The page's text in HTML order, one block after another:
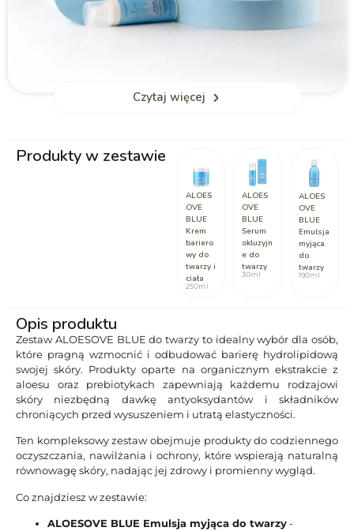
Wsparcie na każdym etapie pielęgnacji skóry. Emulsja myjąca
delikatnie oczyszcza i koi cerę, krem barierowy odbudowuje
naturalną ochronę skóry twarzy i ciała, a serum okluzyjne tworzy
warstwę zabezpieczającą przed utratą wilgoci. Dzięki
synergicznemu działaniu tych produktów, skóra staje się miękka,
Czytaj więcej
Produkty w zestawie
ALOES
OVE
BLUE
Krem
bariero
wy do
twarzy i
ciała
250ml
ALOES
OVE
BLUE
Serum
okluzyjn
e do
twarzy
30ml
ALOES
OVE
BLUE
Emulsja
myjąca
do
twarzy
190ml
Opis produktu
Zestaw ALOESOVE BLUE do twarzy to idealny wybór dla osób,
które pragną wzmocnić i odbudować barierę hydrolipidową
swojej skóry. Produkty oparte na organicznym ekstrakcie z
aloesu oraz prebiotykach zapewniają każdemu rodzajowi
skóry niezbędną dawkę antyoksydantów i składników
chroniących przed wysuszeniem i utratą elastyczności.
Ten kompleksowy zestaw obejmuje produkty do codziennego
oczyszczania, nawilżania i ochrony, które wspierają naturalną
równowagę skóry, nadając jej zdrowy i promienny wygląd.
Co znajdziesz w zestawie:
ALOESOVE BLUE Emulsja myjąca do twarzy-